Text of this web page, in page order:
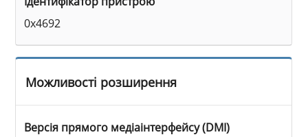
0x4692
Можливості розширення
Версія прямого медіаінтерфейсу (DMI)